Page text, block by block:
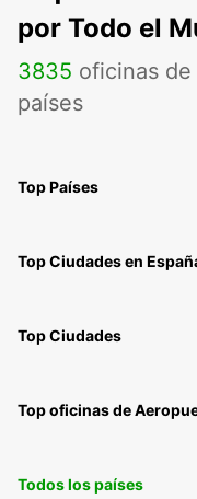
por Todo el
3835 oficinas de
países
Top Países
Top Ciudades en
Top Ciudades
Top oficinas de
Todos los países